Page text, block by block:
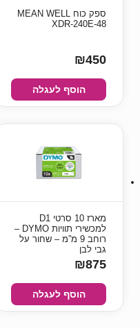
ספק כוח MEAN WELL
XDR-240E-48
₪450
הוסף לעגלה
מארז 10 סרטי D1
למכשירי תוויות DYMO –
רוחב 9 מ”מ – שחור על
גבי לבן
₪875
הוסף לעגלה